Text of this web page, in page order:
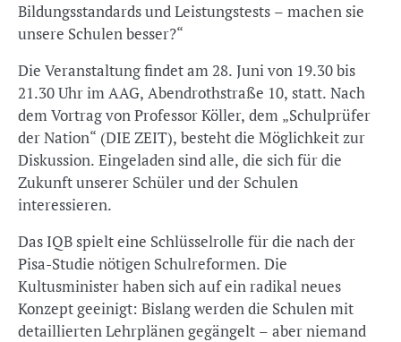
Bildungsstandards und Leistungstests – machen sie
unsere Schulen besser?“
Die Veranstaltung findet am 28. Juni von 19.30 bis
21.30 Uhr im AAG, Abendrothstraße 10, statt. Nach
dem Vortrag von Professor Köller, dem „Schulprüfer
der Nation“ (DIE ZEIT), besteht die Möglichkeit zur
Diskussion. Eingeladen sind alle, die sich für die
Zukunft unserer Schüler und der Schulen
interessieren.
Das IQB spielt eine Schlüsselrolle für die nach der
Pisa-Studie nötigen Schulreformen. Die
Kultusminister haben sich auf ein radikal neues
Konzept geeinigt: Bislang werden die Schulen mit
detaillierten Lehrplänen gegängelt – aber niemand